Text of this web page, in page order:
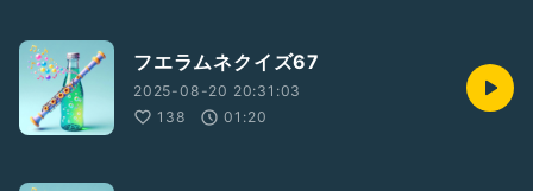
フエラムネクイズ67
2025-08-20 20:31:03
138
01:20